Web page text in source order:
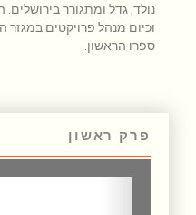
נולד, גדל ומתגורר
וכיום מנהל פרויקטים במגזר
ספרו הראשון.
פרק ראשון